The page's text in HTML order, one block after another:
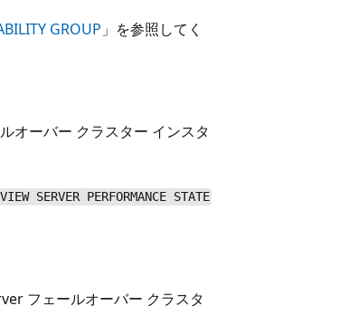
GROUP 」を参照してく
オーバー クラスター インスタ
VIEW SERVER PERFORMANCE STATE
フェールオーバー クラスタ